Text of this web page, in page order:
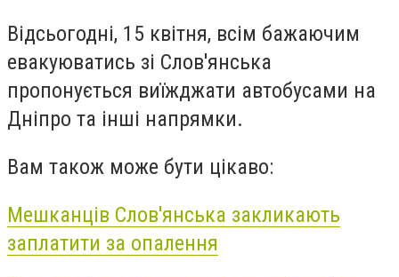
Відсьогодні, 15 квітня, всім бажаючим
евакуюватись зі Слов'янська
пропонується виїжджати автобусами на
Дніпро та інші напрямки.
Вам також може бути цікаво:
Мешканців Слов'янська закликають
заплатити за опалення